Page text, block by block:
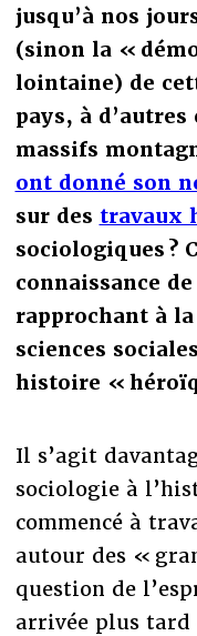
jusqu’à nos
(sinon la «
lointaine) de
pays, à
massifs
ont donné son
sur des travaux
sociologiques ?
connaissance
rapprochant à
sciences
histoire «
Il s’agit
sociologie à
commencé à
autour des «
question de
arrivée plus tard